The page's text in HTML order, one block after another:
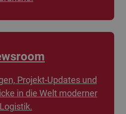
Projekt-Updates und
in die Welt moderner
Logistik.